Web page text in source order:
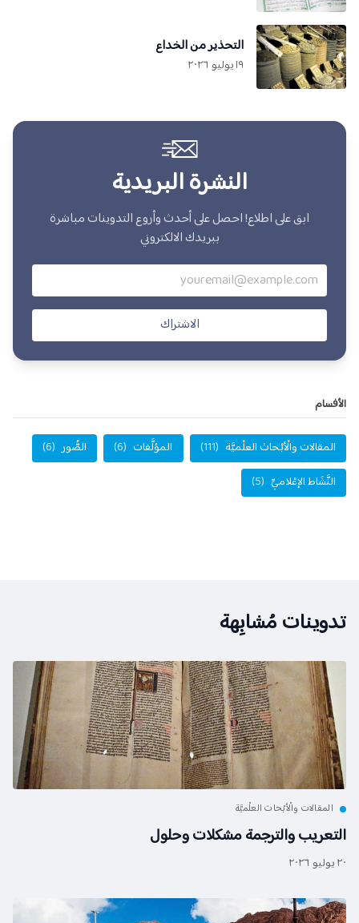
التحذير من الخداع
١٩ يوليو ٢٠٢٦
النشرة البريدية
ابق على اطلاع! احصل على أحدث وأروع التدوينات مباشرة
ببريدك الالكتروني
الاشتراك
الأفسام
المقالات والْأبْحاث العلْميَّة (111) المؤلَّفات (6) الصُّور (6)
النَّشَاط الإعْلاميِّ (5)
تدوينات مُشابِهة
المقالات والْأبْحاث العلْميَّة
التعريب والترجمة مشكلات وحلول
٢٠ يوليو ٢٠٢٦